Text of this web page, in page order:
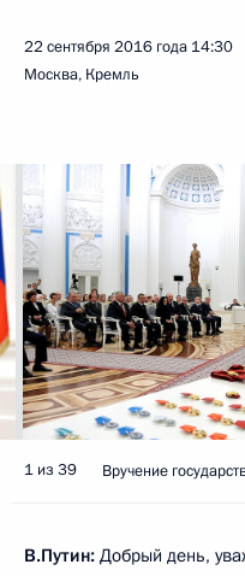
22 сентября 2016 года 14:30
Москва, Кремль
1 из 39 Вручение
В.Путин: Добрый день,